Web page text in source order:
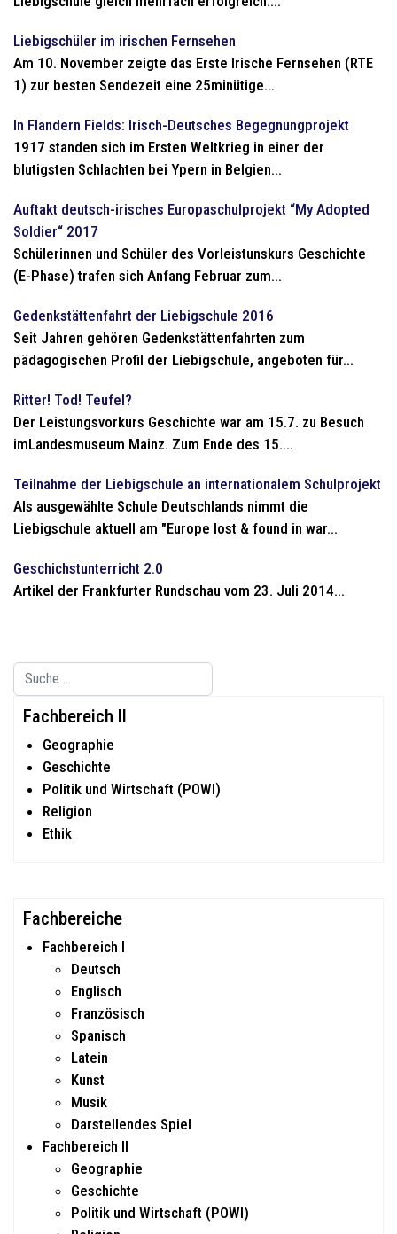
Liebigschüler im irischen Fernsehen
Am 10. November zeigte das Erste Irische Fernsehen (RTE
1) zur besten Sendezeit eine 25minütige...
In Flandern Fields: Irisch-Deutsches Begegnungprojekt
1917 standen sich im Ersten Weltkrieg in einer der
blutigsten Schlachten bei Ypern in Belgien...
Auftakt deutsch-irisches Europaschulprojekt “My Adopted
Soldier“ 2017
Schülerinnen und Schüler des Vorleistunskurs Geschichte
(E-Phase) trafen sich Anfang Februar zum...
Gedenkstättenfahrt der Liebigschule 2016
Seit Jahren gehören Gedenkstättenfahrten zum
pädagogischen Profil der Liebigschule, angeboten für...
Ritter! Tod! Teufel?
Der Leistungsvorkurs Geschichte war am 15.7. zu Besuch
imLandesmuseum Mainz. Zum Ende des 15....
Teilnahme der Liebigschule an internationalem Schulprojekt
Als ausgewählte Schule Deutschlands nimmt die
Liebigschule aktuell am "Europe lost & found in war...
Geschichstunterricht 2.0
Artikel der Frankfurter Rundschau vom 23. Juli 2014...
Suchen
Type 2 or more characters for results.
Fachbereich II
Geographie
Geschichte
Politik und Wirtschaft (POWI)
Religion
Ethik
Fachbereiche
Fachbereich I
Deutsch
Englisch
Französisch
Spanisch
Latein
Kunst
Musik
Darstellendes Spiel
Fachbereich II
Geographie
Geschichte
Politik und Wirtschaft (POWI)